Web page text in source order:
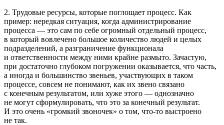
2. Трудовые ресурсы, которые поглощает процесс. Как
пример: нередкая ситуация, когда администрирование
процесса — это сам по себе огромный отдельный процесс,
в который вовлечено большое количество людей и целых
подразделений, а разграничение функционала
и ответственности между ними крайне размыто. Зачастую,
при достаточно глубоком погружении оказывается, что часть,
а иногда и большинство звеньев, участвующих в таком
процессе, совсем не понимают, как их звено связано
с конечным результатом, или хуже этого — однозначно
не могут сформулировать, что это за конечный результат.
И это очень «громкий звоночек» о том, что-то выстроено
не так.